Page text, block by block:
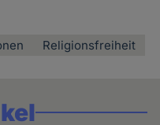
Religionsfreiheit